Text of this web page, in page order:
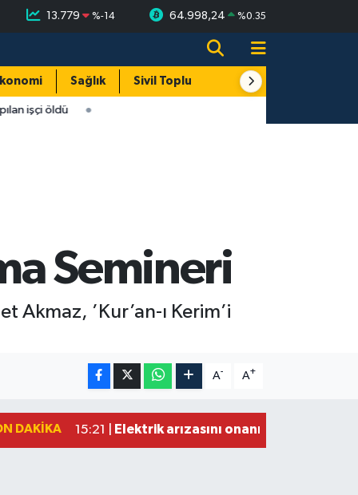
13.779 %-14 64.998,24 %0.35
Sağlık Sivil Toplum Turizm
işçi öldü
Semineri
Akmaz, ’Kur’an-ı Kerim’i
A- A+
DAKIKA 15:21 | Elektrik arızasını onanırken akıma